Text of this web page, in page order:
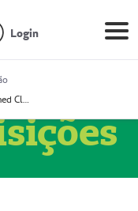
Login
Prestador: Vipmed Clínica Geral Ltda, 51004349-0 (Nome Fantasia: Policlínica Master)